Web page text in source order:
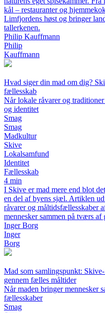
kål – restauranter og
Limfjordens høst og bringer
tallerkenen.
Philip Kauffmann
Philip
Kauffmann
Hvad siger din mad om dig?
fællesskab
Når lokale råvarer og
og identitet
Smag
Smag
Madkultur
Skive
Lokalsamfund
Identitet
Fællesskab
4 min
I Skive er mad mere end blot
en del af byens sjæl. Artiklen
råvarer og måltidsfællesskaber
mennesker sammen på tværs af
Inger Borg
Inger
Borg
Mad som samlingspunkt:
gennem fælles måltider
Når maden bringer mennesker
fællesskaber
Smag